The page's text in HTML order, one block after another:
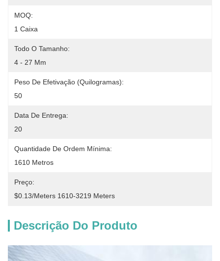
MOQ:
1 Caixa
Todo O Tamanho:
4 - 27 Mm
Peso De Efetivação (quilogramas):
50
Data De Entrega:
20
Quantidade De Ordem Mínima:
1610 Metros
Preço:
$0.13/meters 1610-3219 Meters
Descrição Do Produto